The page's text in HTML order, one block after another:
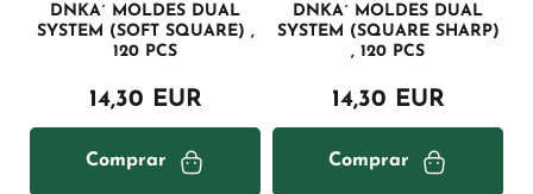
DNKA´ MOLDES DUAL
SYSTEM (SOFT SQUARE) ,
120 PCS
14,30 EUR
Comprar
DNKA´ MOLDES DUAL
SYSTEM (SQUARE SHARP)
, 120 PCS
14,30 EUR
Comprar